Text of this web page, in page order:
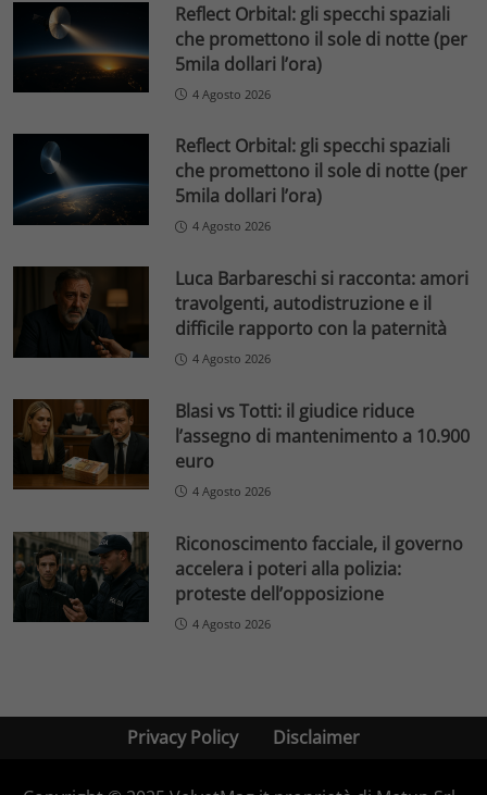
Reflect Orbital: gli specchi spaziali
che promettono il sole di notte (per
5mila dollari l’ora)
4 Agosto 2026
Reflect Orbital: gli specchi spaziali
che promettono il sole di notte (per
5mila dollari l’ora)
4 Agosto 2026
Luca Barbareschi si racconta: amori
travolgenti, autodistruzione e il
difficile rapporto con la paternità
4 Agosto 2026
Blasi vs Totti: il giudice riduce
l’assegno di mantenimento a 10.900
euro
4 Agosto 2026
Riconoscimento facciale, il governo
accelera i poteri alla polizia:
proteste dell’opposizione
4 Agosto 2026
Privacy Policy Disclaimer